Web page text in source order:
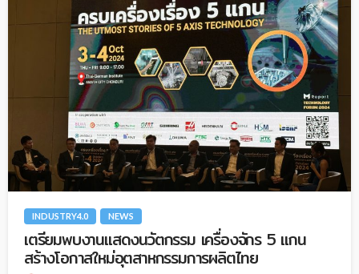
INDUSTRY4.0 NEWS
เตรียมพบงานแสดงนวัตกรรม เครื่องจักร 5 แกน
สร้างโอกาสใหม่อุตสาหกรรมการผลิตไทย